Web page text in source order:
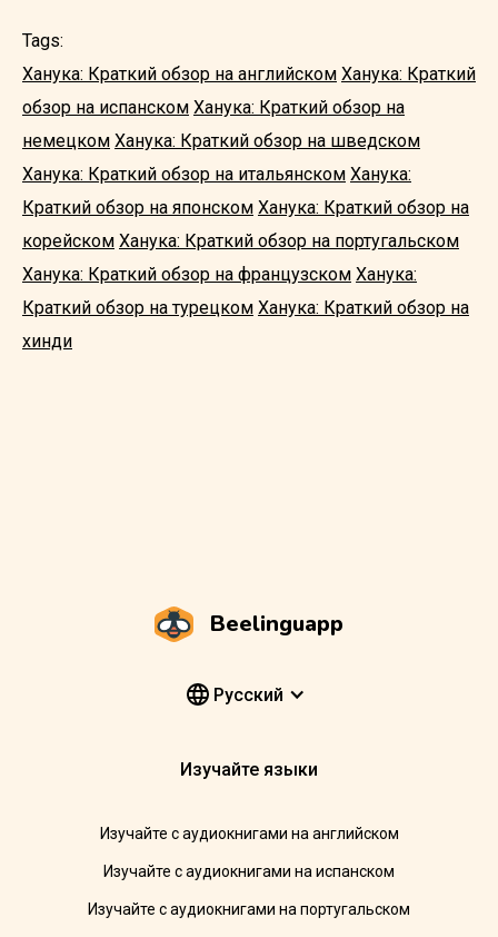
Tags:
Ханука: Краткий обзор на английском Ханука: Краткий
обзор на испанском Ханука: Краткий обзор на
немецком Ханука: Краткий обзор на шведском
Ханука: Краткий обзор на итальянском Ханука:
Краткий обзор на японском Ханука: Краткий обзор на
корейском Ханука: Краткий обзор на португальском
Ханука: Краткий обзор на французском Ханука:
Краткий обзор на турецком Ханука: Краткий обзор на
хинди
Beelinguapp
Pусский
Изучайте языки
Изучайте с аудиокнигами на английском
Изучайте с аудиокнигами на испанском
Изучайте с аудиокнигами на португальском